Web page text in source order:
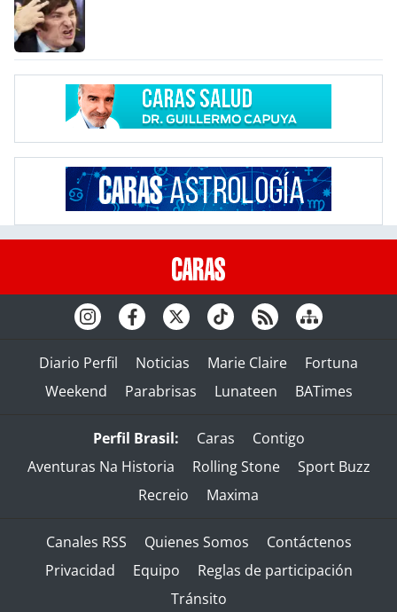
Diario Perfil Noticias Marie Claire
Fortuna
Weekend
Parabrisas Lunateen BATimes
Perfil Brasil: Caras
Contigo
Aventuras Na Historia
Rolling Stone
Sport Buzz
Recreio
Maxima
Canales RSS Quienes Somos
Contáctenos
Privacidad
Equipo
Reglas de participación
Tránsito